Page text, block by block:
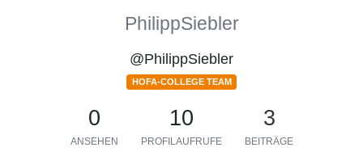
PhilippSiebler
@PhilippSiebler
HOFA-COLLEGE TEAM
0
ANSEHEN
10
PROFILAUFRUFE
3
BEITRÄGE